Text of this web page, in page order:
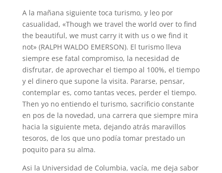
A la mañana siguiente toca turismo, y leo por
casualidad, «Though we travel the world over to find
the beautiful, we must carry it with us o we find it
not» (RALPH WALDO EMERSON). El turismo lleva
siempre ese fatal compromiso, la necesidad de
disfrutar, de aprovechar el tiempo al 100%, el tiempo
y el dinero que supone la visita. Pararse, pensar,
contemplar es, como tantas veces, perder el tiempo.
Then yo no entiendo el turismo, sacrificio constante
en pos de la novedad, una carrera que siempre mira
hacia la siguiente meta, dejando atrás maravillos
tesoros, de los que uno podía tomar prestado un
poquito para su alma.
Asi la Universidad de Columbia, vacía, me deja sabor